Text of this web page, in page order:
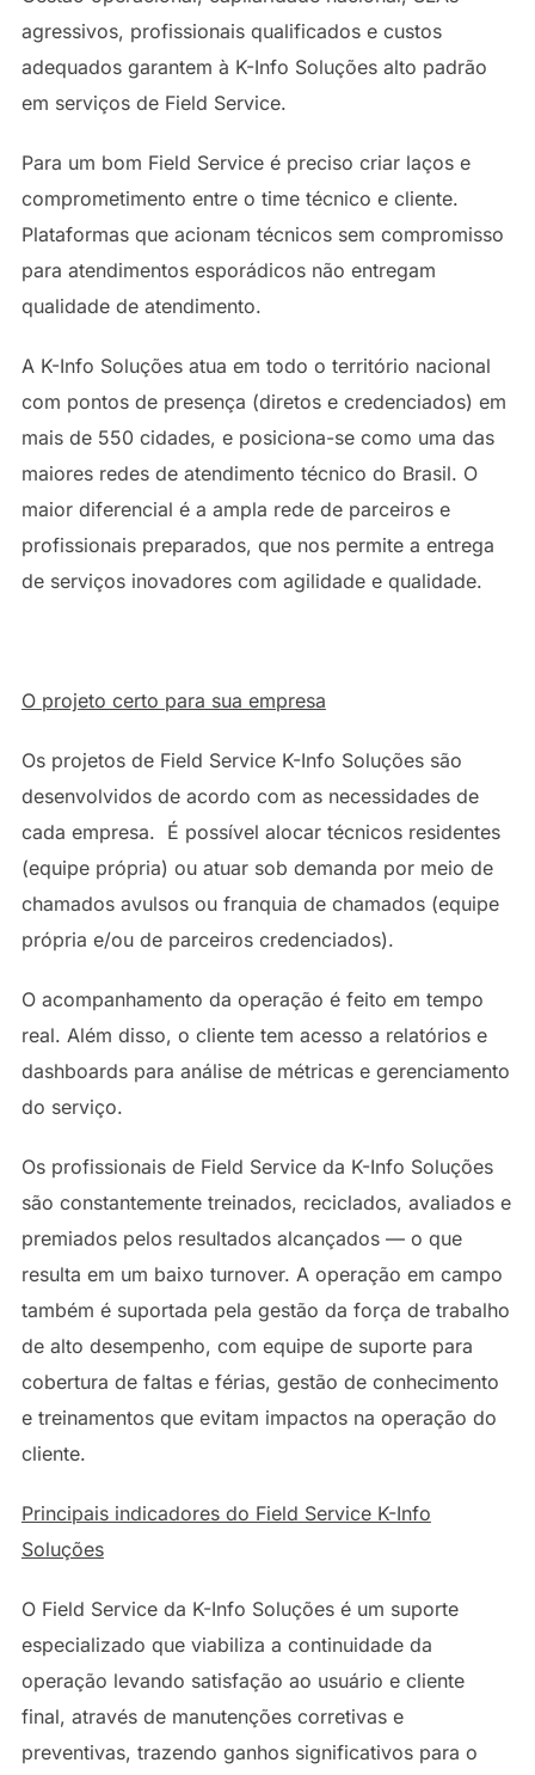
agressivos, profissionais qualificados e custos
adequados garantem à K-Info Soluções alto padrão
em serviços de Field Service.
Para um bom Field Service é preciso criar laços e
comprometimento entre o time técnico e cliente.
Plataformas que acionam técnicos sem compromisso
para atendimentos esporádicos não entregam
qualidade de atendimento.
A K-Info Soluções atua em todo o território nacional
com pontos de presença (diretos e credenciados) em
mais de 550 cidades, e posiciona-se como uma das
maiores redes de atendimento técnico do Brasil. O
maior diferencial é a ampla rede de parceiros e
profissionais preparados, que nos permite a entrega
de serviços inovadores com agilidade e qualidade.
O projeto certo para sua empresa
Os projetos de Field Service K-Info Soluções são
desenvolvidos de acordo com as necessidades de
cada empresa. É possível alocar técnicos residentes
(equipe própria) ou atuar sob demanda por meio de
chamados avulsos ou franquia de chamados (equipe
própria e/ou de parceiros credenciados).
O acompanhamento da operação é feito em tempo
real. Além disso, o cliente tem acesso a relatórios e
dashboards para análise de métricas e gerenciamento
do serviço.
Os profissionais de Field Service da K-Info Soluções
são constantemente treinados, reciclados, avaliados e
premiados pelos resultados alcançados — o que
resulta em um baixo turnover. A operação em campo
também é suportada pela gestão da força de trabalho
de alto desempenho, com equipe de suporte para
cobertura de faltas e férias, gestão de conhecimento
e treinamentos que evitam impactos na operação do
cliente.
Principais indicadores do Field Service K-Info
Soluções
O Field Service da K-Info Soluções é um suporte
especializado que viabiliza a continuidade da
operação levando satisfação ao usuário e cliente
final, através de manutenções corretivas e
preventivas, trazendo ganhos significativos para o